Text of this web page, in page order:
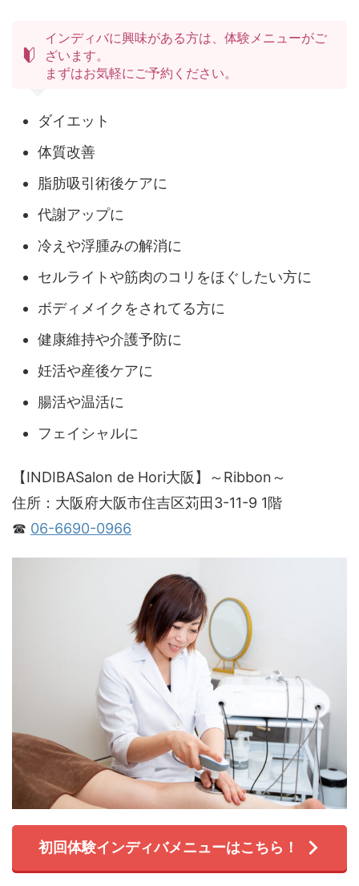
インディバに興味がある方は、体験メニューがご
ざいます。
まずはお気軽にご予約ください。
ダイエット
体質改善
脂肪吸引術後ケアに
代謝アップに
冷えや浮腫みの解消に
セルライトや筋肉のコリをほぐしたい方に
ボディメイクをされてる方に
健康維持や介護予防に
妊活や産後ケアに
腸活や温活に
フェイシャルに
【INDIBASalon de Hori大阪】～Ribbon～
住所：大阪府大阪市住吉区苅田3-11-9 1階
☎ 06-6690-0966
初回体験インディバメニューはこちら！